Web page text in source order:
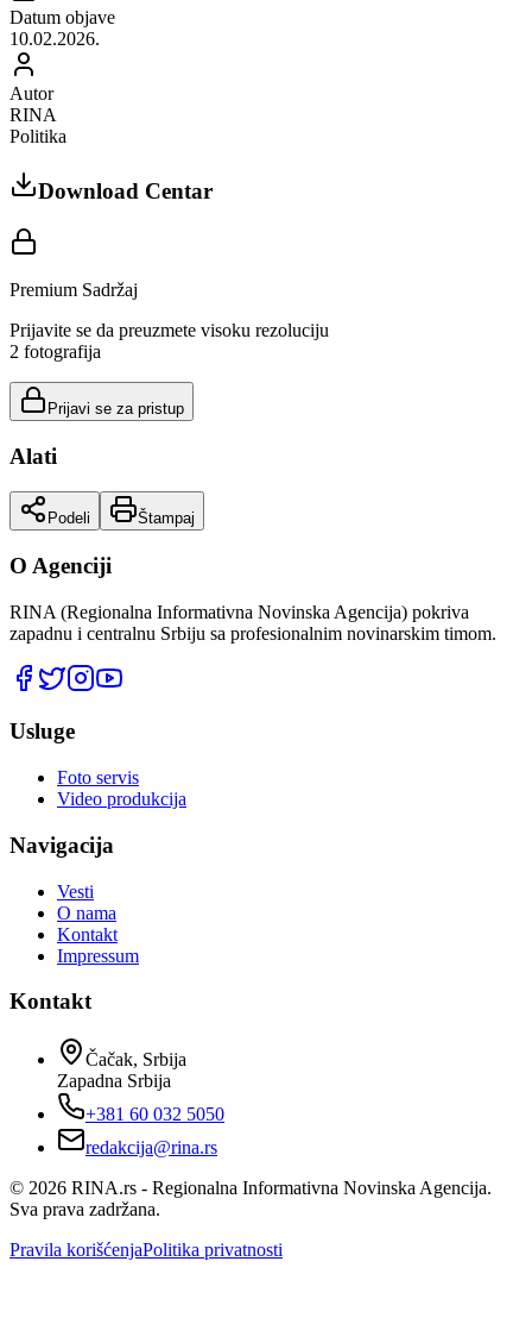
Datum objave
10.02.2026.
Autor
RINA
Politika
Download Centar
Premium Sadržaj
Prijavite se da preuzmete visoku rezoluciju
2 fotografija
Prijavi se za pristup
Alati
Podeli Štampaj
O Agenciji
RINA (Regionalna Informativna Novinska Agencija) pokriva
zapadnu i centralnu Srbiju sa profesionalnim novinarskim timom.
Usluge
Foto servis
Video produkcija
Navigacija
Vesti
O nama
Kontakt
Impressum
Kontakt
Čačak, Srbija
Zapadna Srbija
+381 60 032 5050
redakcija@rina.rs
© 2026 RINA.rs - Regionalna Informativna Novinska Agencija.
Sva prava zadržana.
Pravila korišćenjaPolitika privatnosti